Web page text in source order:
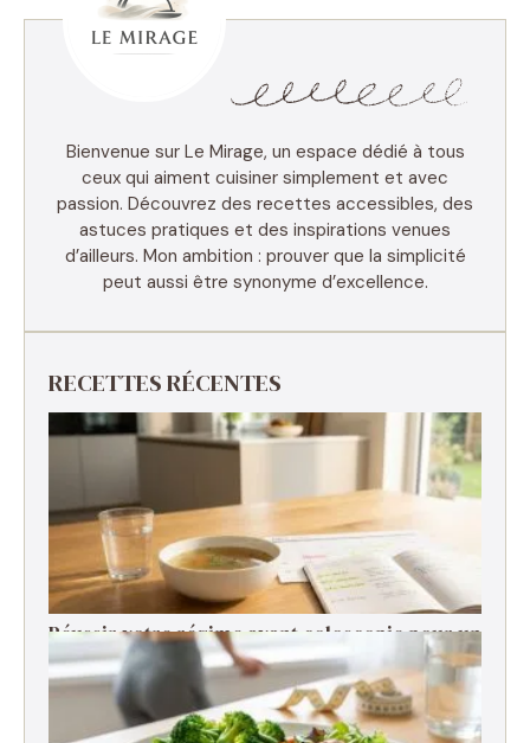
Bienvenue sur Le Mirage, un espace dédié à tous
ceux qui aiment cuisiner simplement et avec
passion. Découvrez des recettes accessibles, des
astuces pratiques et des inspirations venues
d’ailleurs. Mon ambition : prouver que la simplicité
peut aussi être synonyme d’excellence.
RECETTES RÉCENTES
Réussir votre régime avant coloscopie pour un
examen serein